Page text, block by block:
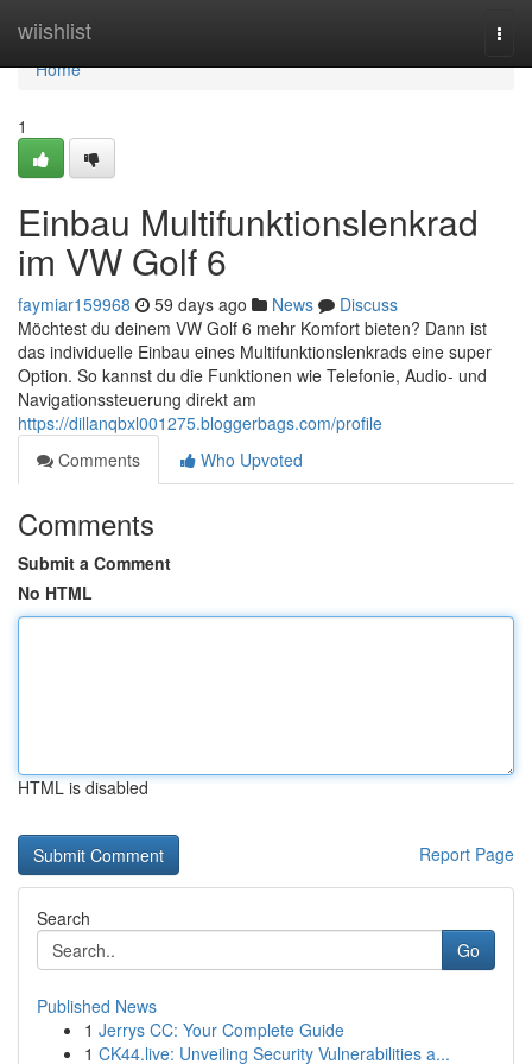
wiishlist
Home
Home
1
Einbau Multifunktionslenkrad
im VW Golf 6
faymiar159968 59 days ago News
Discuss
Möchtest du deinem VW Golf 6 mehr Komfort bieten? Dann ist
das individuelle Einbau eines Multifunktionslenkrads eine super
Option. So kannst du die Funktionen wie Telefonie, Audio- und
Navigationssteuerung direkt am
https://dillanqbxl001275.bloggerbags.com/profile
Comments
Who Upvoted
Comments
Submit a Comment
No HTML
HTML is disabled
Report Page
Search
Go
Published News
1 Jerrys CC: Your Complete Guide
1 CK44.live: Unveiling Security Vulnerabilities a...